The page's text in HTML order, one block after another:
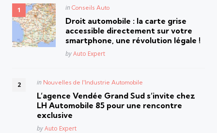
Posted
in Conseils Auto
Droit automobile : la carte grise
accessible directement sur votre
smartphone, une révolution légale !
Posted
byAuto Expert
Posted
in Nouvelles de l'Industrie Automobile
L’agence Vendée Grand Sud s’invite chez
LH Automobile 85 pour une rencontre
exclusive
Posted
byAuto Expert